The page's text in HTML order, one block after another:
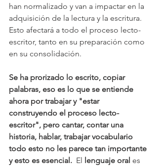
han normalizado y van a impactar en la
adquisición de la lectura y la escritura.
Esto afectará a todo el proceso lecto-
escritor, tanto en su preparación como
en su consolidación.
Se ha prorizado lo escrito, copiar
palabras, eso es lo que se entiende
ahora por trabajar y "estar
construyendo el proceso lecto-
escritor", pero cantar, contar una
historia, hablar, trabajar vocabulario
todo esto no les parece tan importante
y esto es esencial.
  El
lenguaje oral es